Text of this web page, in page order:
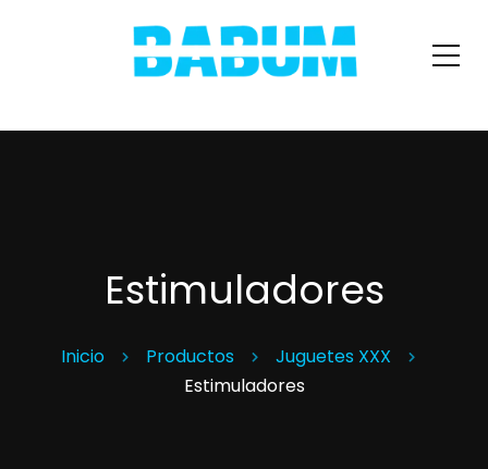
Estimuladores
Inicio Productos
Juguetes XXX
Estimuladores